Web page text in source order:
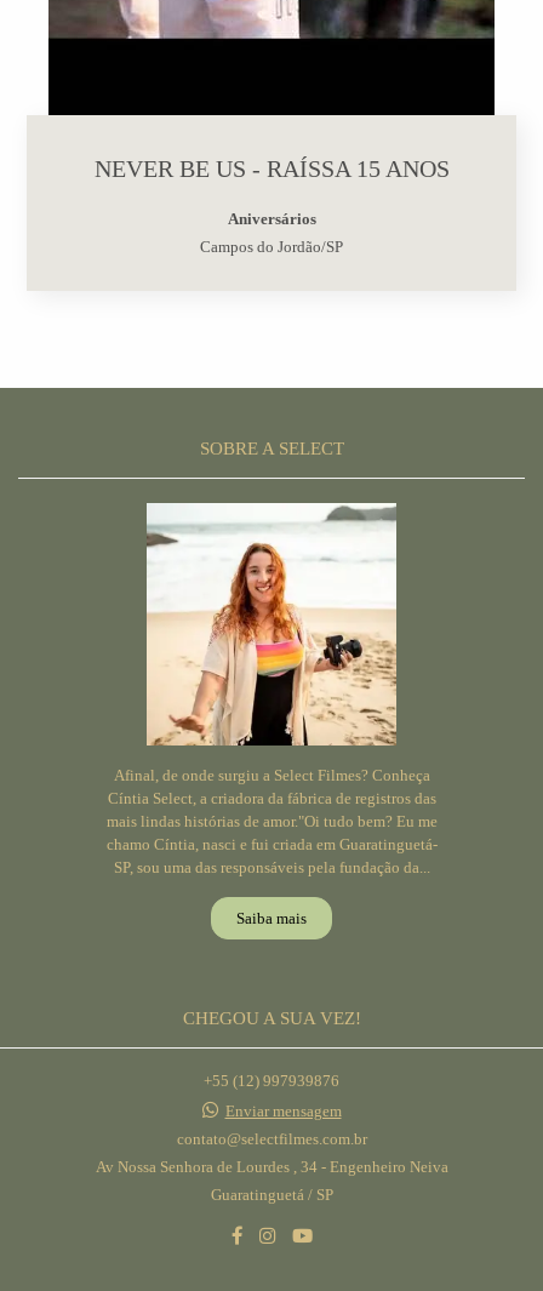
NEVER BE US - RAÍSSA 15 ANOS
Aniversários
Campos do Jordão/SP
SOBRE A SELECT
Afinal, de onde surgiu a Select Filmes? Conheça
Cíntia Select, a criadora da fábrica de registros das
mais lindas histórias de amor."Oi tudo bem? Eu me
chamo Cíntia, nasci e fui criada em Guaratinguetá-
SP, sou uma das responsáveis pela fundação da...
Saiba mais
CHEGOU A SUA VEZ!
+55 (12) 997939876
Enviar mensagem
contato@selectfilmes.com.br
Av Nossa Senhora de Lourdes , 34 - Engenheiro Neiva
Guaratinguetá / SP